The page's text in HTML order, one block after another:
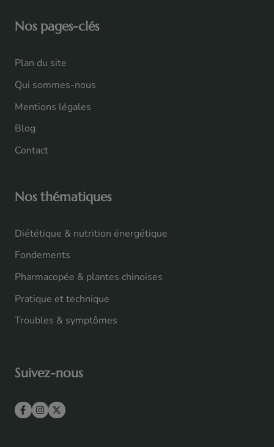
Nos pages-clés
Plan du site
Qui sommes-nous
Mentions légales
Blog
Contact
Nos thématiques
Diététique & nutrition énergétique
Fondements
Pharmacopée & plantes chinoises
Pratique et technique
Troubles & symptômes
Suivez-nous